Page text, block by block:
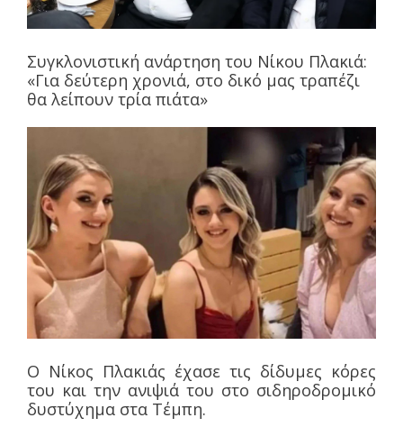
Συγκλονιστική ανάρτηση του Νίκου Πλακιά:
«Για δεύτερη χρονιά, στο δικό μας τραπέζι
θα λείπουν τρία πιάτα»
Ο Νίκος Πλακιάς έχασε τις δίδυμες κόρες
του και την ανιψιά του στο σιδηροδρομικό
δυστύχημα στα Τέμπη.